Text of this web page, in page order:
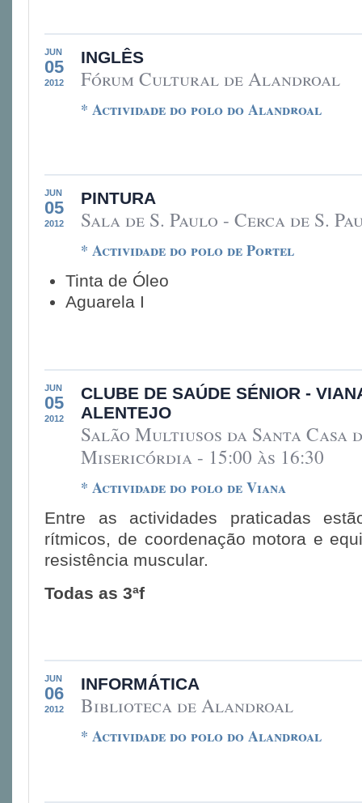
JUN
05
2012
INGLÊS
Fórum Cultural de Alandroal
* Actividade do polo do Alandroal
JUN
05
2012
PINTURA
Sala de S. Paulo - Cerca de S.
* Actividade do polo de Portel
Tinta de Óleo
Aguarela I
JUN
05
2012
CLUBE DE SAÚDE SÉNIOR -
ALENTEJO
Salão Multiusos da Santa Casa
Misericórdia - 15:00 às 16:30
* Actividade do polo de Viana
Entre as actividades praticadas
rítmicos, de coordenação motora e
resistência muscular.
Todas as 3ªf
JUN
06
2012
INFORMÁTICA
Biblioteca de Alandroal
* Actividade do polo do Alandroal